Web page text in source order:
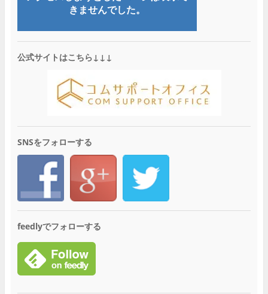
公式サイトはこちら↓↓↓
SNSをフォローする
feedlyでフォローする